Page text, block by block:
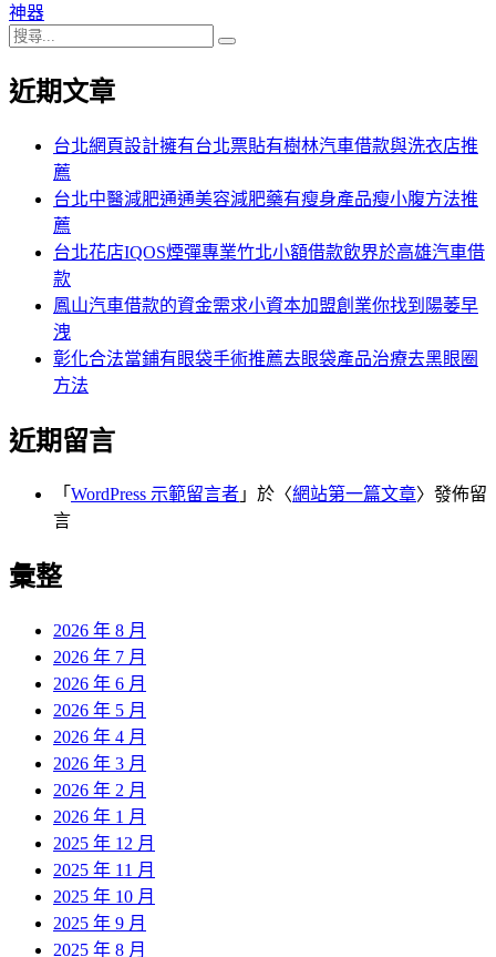
導
覽
章:
神器
搜
關
近期文章
台北網頁設計擁有台北票貼有樹林汽車借款與洗衣店推
薦
台北中醫減肥通通美容減肥藥有瘦身產品瘦小腹方法推
薦
台北花店IQOS煙彈專業竹北小額借款飲界於高雄汽車借
款
鳳山汽車借款的資金需求小資本加盟創業你找到陽萎早
洩
彰化合法當鋪有眼袋手術推薦去眼袋產品治療去黑眼圈
方法
近期留言
「 WordPress 示範留言者 」於〈網站第一篇文章〉發佈留
言
彙整
2026 年 8 月
2026 年 7 月
2026 年 6 月
2026 年 5 月
2026 年 4 月
2026 年 3 月
2026 年 2 月
2026 年 1 月
2025 年 12 月
2025 年 11 月
2025 年 10 月
2025 年 9 月
2025 年 8 月